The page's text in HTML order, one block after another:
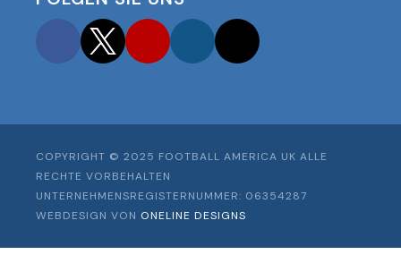
FacebookTwitterYouTubeInstagram
COPYRIGHT © 2025 FOOTBALL AMERICA UK ALLE
RECHTE VORBEHALTEN
UNTERNEHMENSREGISTERNUMMER: 06354287
WEBDESIGN VON ONELINE DESIGNS